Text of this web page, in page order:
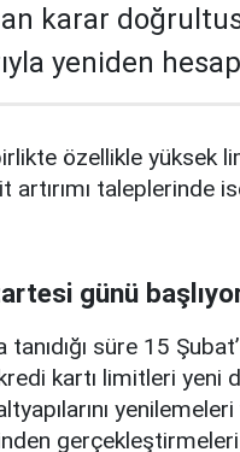
karar
yeniden
özellikle yüksek
taleplerinde
günü
tanıdığı süre 15
kartı limitleri yeni